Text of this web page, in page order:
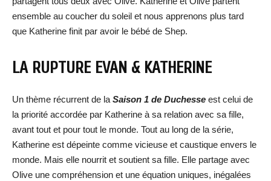
ensemble au coucher du soleil et nous apprenons plus tard
que Katherine finit par avoir le bébé de Shep.
LA RUPTURE EVAN & KATHERINE
Un thème récurrent de la Saison 1 de Duchesse est celui de
la priorité accordée par Katherine à sa relation avec sa fille,
avant tout et pour tout le monde. Tout au long de la série,
Katherine est dépeinte comme vicieuse et caustique envers le
monde. Mais elle nourrit et soutient sa fille. Elle partage avec
Olive une compréhension et une équation uniques, inégalées